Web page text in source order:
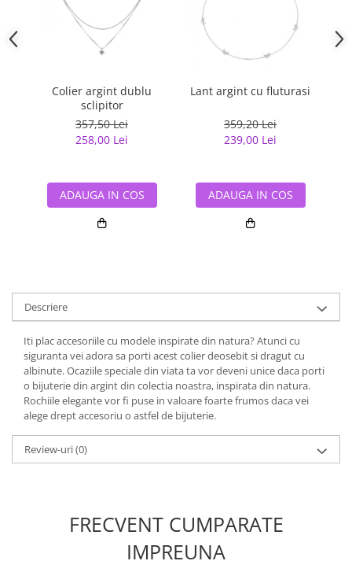
Colier argint dublu
sclipitor
357,50 Lei
258,00 Lei
ADAUGA IN COS
Lant argint cu fluturasi
359,20 Lei
239,00 Lei
ADAUGA IN COS
Descriere
Iti plac accesoriile cu modele inspirate din natura? Atunci cu
siguranta vei adora sa porti acest colier deosebit si dragut cu
albinute. Ocaziile speciale din viata ta vor deveni unice daca porti
o bijuterie din argint din colectia noastra, inspirata din natura.
Rochiile elegante vor fi puse in valoare foarte frumos daca vei
alege drept accesoriu o astfel de bijuterie.
Review-uri(0)
FRECVENT CUMPARATE
IMPREUNA